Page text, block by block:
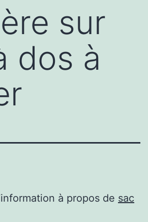
sur
dos à
à propos de sac